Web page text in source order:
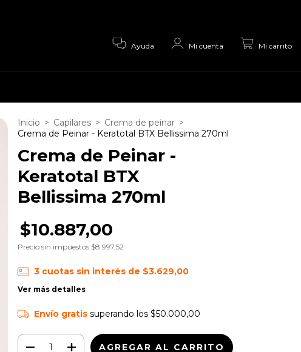
Ayuda Mi cuenta Mi carrito
Inicio > Capilares > Crema de peinar >
Crema de Peinar - Keratotal BTX Bellissima 270ml
Crema de Peinar -
Keratotal BTX
Bellissima 270ml
$10.887,00
Precio sin impuestos $8.997,52
3 cuotas sin interés de $3.629,00
Ver más detalles
Envío gratis superando los $50.000,00